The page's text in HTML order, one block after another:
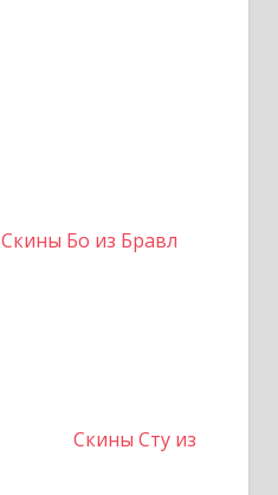
Скины Бо из Бравл
Скины Сту из